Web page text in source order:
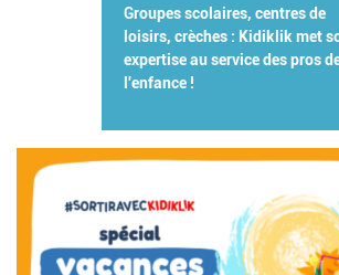
Groupes scolaires, centres de
loisirs, crèches : Kidiklik met
expertise au service des pros
l'enfance !